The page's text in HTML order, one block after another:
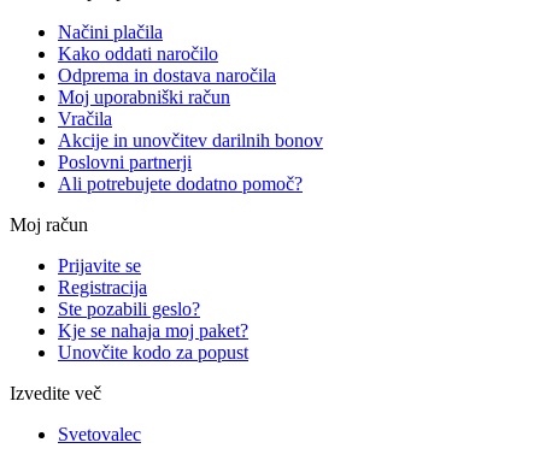
Načini plačila
Kako oddati naročilo
Odprema in dostava naročila
Moj uporabniški račun
Vračila
Akcije in unovčitev darilnih bonov
Poslovni partnerji
Ali potrebujete dodatno pomoč?
Moj račun
Prijavite se
Registracija
Ste pozabili geslo?
Kje se nahaja moj paket?
Unovčite kodo za popust
Izvedite več
Svetovalec